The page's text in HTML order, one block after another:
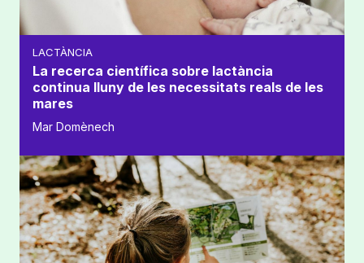
LACTÀNCIA
La recerca científica sobre lactància
continua lluny de les necessitats reals de les
mares
Mar Domènech